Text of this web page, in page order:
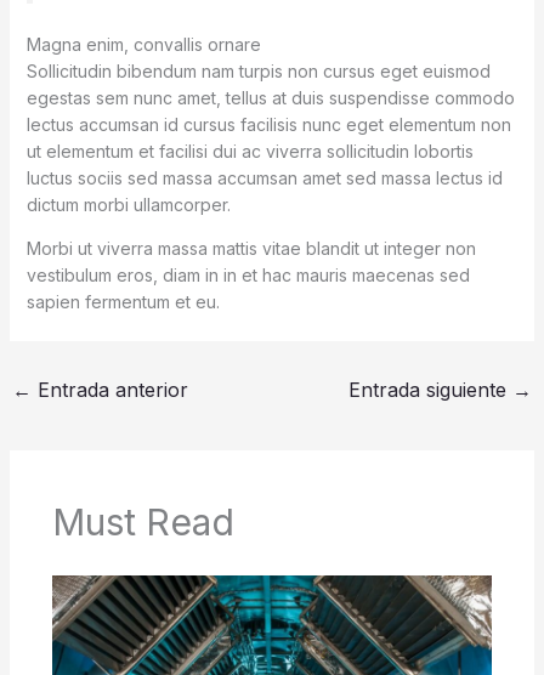
Magna enim, convallis ornare
Sollicitudin bibendum nam turpis non cursus eget euismod
egestas sem nunc amet, tellus at duis suspendisse commodo
lectus accumsan id cursus facilisis nunc eget elementum non
ut elementum et facilisi dui ac viverra sollicitudin lobortis
luctus sociis sed massa accumsan amet sed massa lectus id
dictum morbi ullamcorper.
Morbi ut viverra massa mattis vitae blandit ut integer non
vestibulum eros, diam in in et hac mauris maecenas sed
sapien fermentum et eu.
← Entrada anterior Entrada siguiente →
Must Read